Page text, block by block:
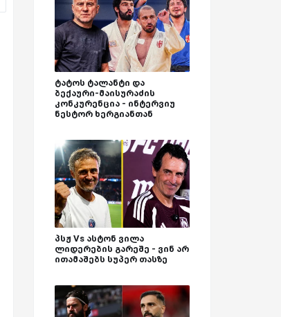
ტატოს ტალანტი და
ბექაური-მაისურაძის
კონკურენცია - ინტერვიუ
ნესტორ ხერგიანთან
პსჟ Vs ასტონ ვილა
ლიდერების გარეშე - ვინ არ
ითამაშებს სუპერ თასზე